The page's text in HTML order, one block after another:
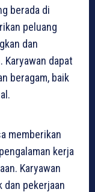
berada di
peluang
dan
Karyawan dapat
beragam, baik
memberikan
kerja
Karyawan
dan pekerjaan